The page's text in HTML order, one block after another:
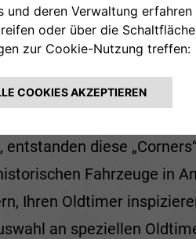
die sich dem
diese
Fahrzeuge in
Ihren Oldtimer
an speziellen